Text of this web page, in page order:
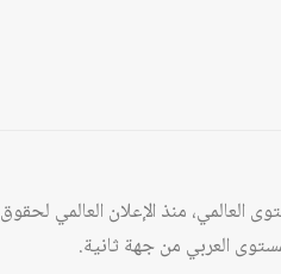
منذ الإعلان العالمي لحقوق